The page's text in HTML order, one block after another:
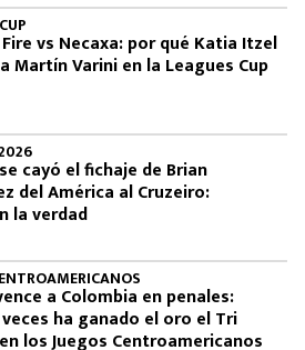
vs Necaxa: por qué Katia Itzel
Martín Varini en la Leagues Cup
cayó el fichaje de Brian
del América al Cruzeiro:
la verdad
a Colombia en penales:
ha ganado el oro el Tri
los Juegos Centroamericanos